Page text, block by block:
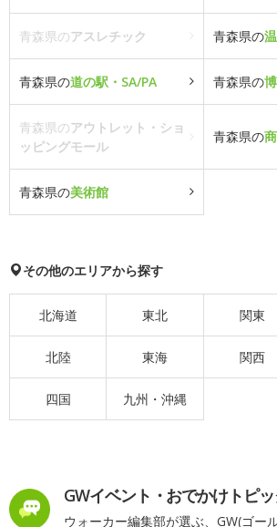
青森県のアスレチック 青森県の
青森県の道の駅・SA/PA 青森県の
青森県のアウトレット・ショ
ッピングモール
青森県の
青森県の美術館
その他のエリアから探す
北海道 東北 関東
北陸 東海 関西
四国 九州・沖縄
GWイベント・おでかけトピッ
ウォーカー編集部が選ぶ、GW(ゴー